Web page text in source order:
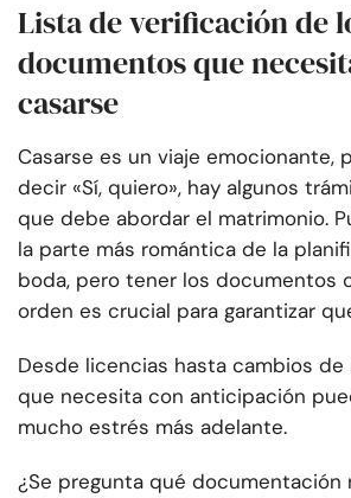
Lista de verificación de
documentos que
casarse
Casarse es un viaje emocionante,
decir «Sí, quiero», hay algunos
que debe abordar el matrimonio.
la parte más romántica de la
boda, pero tener los documentos
orden es crucial para garantizar
Desde licencias hasta cambios de
que necesita con anticipación
mucho estrés más adelante.
¿Se pregunta qué documentación